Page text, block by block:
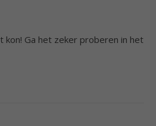
kon! Ga het zeker proberen in het